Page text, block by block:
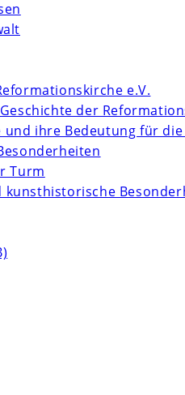
e.V.
der
und ihre Bedeutung für
Turm
kunsthistorische